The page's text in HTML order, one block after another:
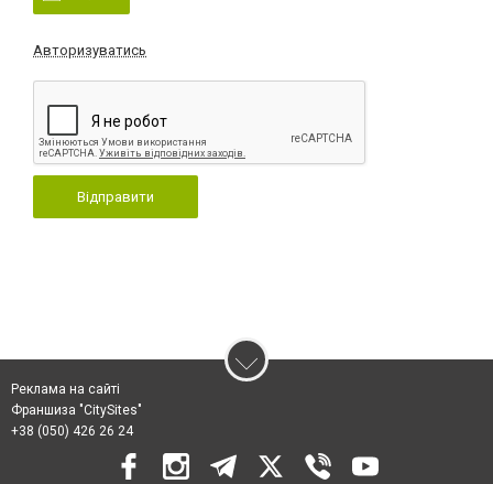
Авторизуватись
Відправити
Реклама на сайті
Франшиза "CitySites"
+38 (050) 426 26 24